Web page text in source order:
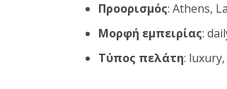
Προορισμός: Athens,
Μορφή εμπειρίας:
Τύπος πελάτη: